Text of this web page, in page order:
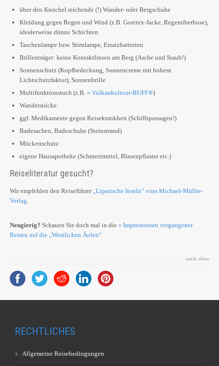
über den Knöchel reichende (!) Wander- oder Bergschuhe
Kleidung gegen Regen und Wind (z.B. Goretex-Jacke, Regenüberhose),
idealerweise dünne Schichten
Taschenlampe bzw. Stirnlampe, Ersatzbatterien
Brillenträger: keine Kontaktlinsen am Berg (Asche und Staub!)
Sonnenschutz (Kopfbedeckung, Sonnencreme mit hohem
Lichtschutzfaktor), Sonnenbrille
Multifunktionstuch (z.B. » Vulkankultour-BUFF®)
Wanderstöcke
ggf. Medikamente gegen Reisekrankheit (Schiffspassagen!)
Badesachen, Badeschuhe (Steinstrand)
Mückenschutz
eigene Hausapotheke (Schmerzmittel, Blasenpflaster etc.)
Reiseliteratur gesucht?
Wir empfehlen den Reiseführer „Liparische Inseln“ vom Michael-Müller-
Verlag
Neugierig? Schauen Sie doch mal in die » Impressionen vergangener
Reisen auf die „Westlichen Äolen“
nach oben
RECHTLICHES
Allgemeine Reisebedingungen